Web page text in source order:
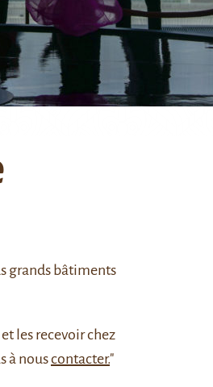
grands bâtiments
et les recevoir chez
à nouscontacter."